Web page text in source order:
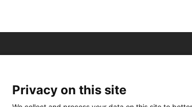
Privacy on this site